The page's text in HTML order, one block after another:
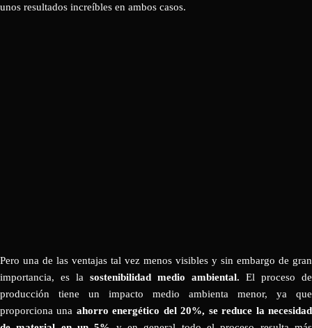
unos resultados increíbles en ambos casos.
Pero una de las ventajas tal vez menos visibles y sin embargo de gran
importancia, es la sostenibilidad medio ambiental. El proceso de
producción tiene un impacto medio ambienta menor, ya que
proporciona una ahorro energético del 20%, se reduce la necesidad